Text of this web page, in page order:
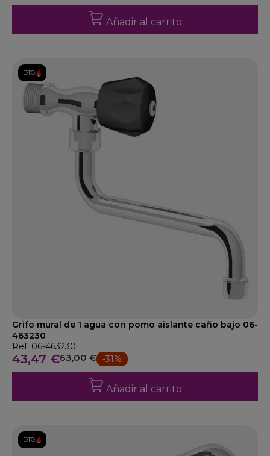
Añadir al carrito
DTO.
Grifo mural de 1 agua con pomo aislante caño bajo 06-
463230
Ref: 06-463230
43,47 €63,00 € -31%
Añadir al carrito
DTO.